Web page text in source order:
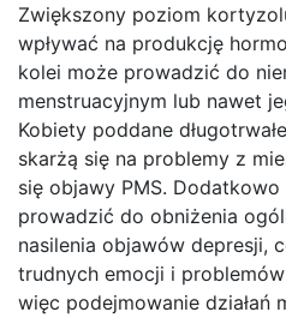
Zwiększony poziom
wpływać na produkcję
kolei może prowadzić do
menstruacyjnym lub nawet
Kobiety poddane
skarżą się na problemy z
się objawy PMS.
prowadzić do obniżenia
nasilenia objawów depresji,
trudnych emocji i
więc podejmowanie działań